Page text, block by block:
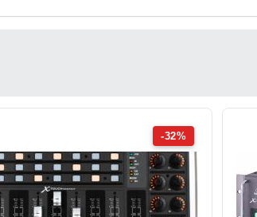
-32%